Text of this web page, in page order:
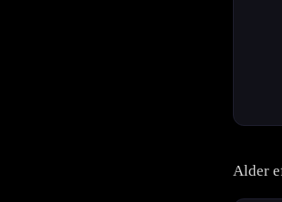
Alder